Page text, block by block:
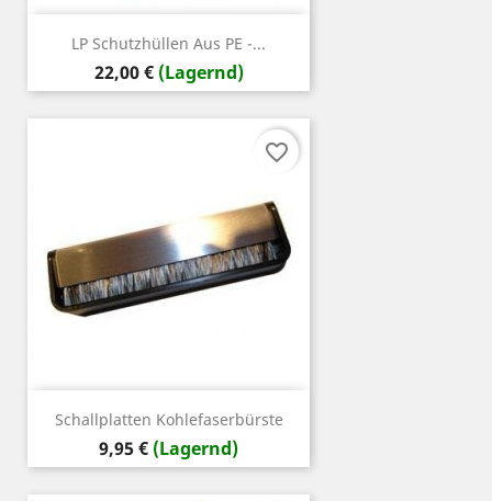
LP Schutzhüllen Aus PE -...
Preis
22,00 € (Lagernd)
Schallplatten Kohlefaserbürste
Preis
9,95 € (Lagernd)
favorite_border